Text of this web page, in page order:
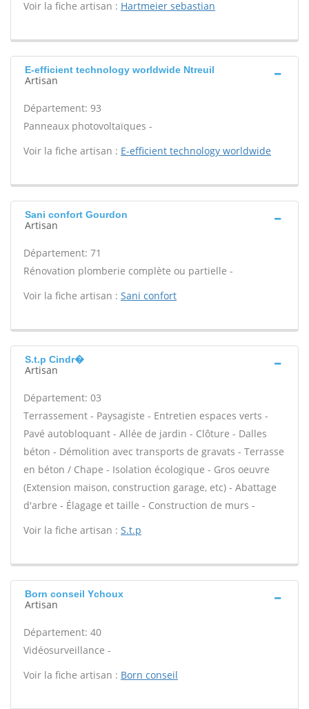
Voir la fiche artisan : Hartmeier sebastian
E-efficient technology worldwide Ntreuil
Artisan
Département: 93
Panneaux photovoltaïques -
Voir la fiche artisan : E-efficient technology worldwide
Sani confort Gourdon
Artisan
Département: 71
Rénovation plomberie complète ou partielle -
Voir la fiche artisan : Sani confort
S.t.p Cindr�
Artisan
Département: 03
Terrassement - Paysagiste - Entretien espaces verts -
Pavé autobloquant - Allée de jardin - Clôture - Dalles
béton - Démolition avec transports de gravats - Terrasse
en béton / Chape - Isolation écologique - Gros oeuvre
(Extension maison, construction garage, etc) - Abattage
d'arbre - Élagage et taille - Construction de murs -
Voir la fiche artisan : S.t.p
Born conseil Ychoux
Artisan
Département: 40
Vidéosurveillance -
Voir la fiche artisan : Born conseil